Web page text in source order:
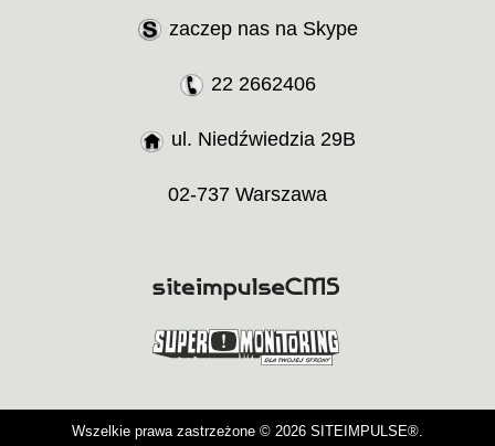
zaczep nas na Skype
22 2662406
ul. Niedźwiedzia 29B
02-737 Warszawa
Wszelkie prawa zastrzeżone © 2026 SITEIMPULSE®.